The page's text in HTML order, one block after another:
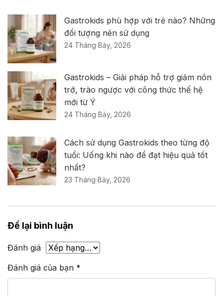
Gastrokids phù hợp với trẻ nào? Những
đối tượng nên sử dụng
24 Tháng Bảy, 2026
Gastrokids – Giải pháp hỗ trợ giảm nôn
trớ, trào ngược với công thức thế hệ
mới từ Ý
24 Tháng Bảy, 2026
Cách sử dụng Gastrokids theo từng độ
tuổi: Uống khi nào để đạt hiệu quả tốt
nhất?
23 Tháng Bảy, 2026
Để lại bình luận
Đánh giá
Đánh giá của bạn *